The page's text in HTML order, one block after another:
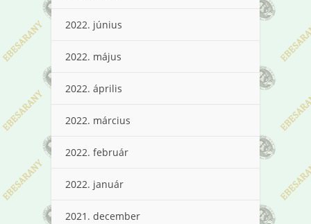
2022. június
2022. május
2022. április
2022. március
2022. február
2022. január
2021. december